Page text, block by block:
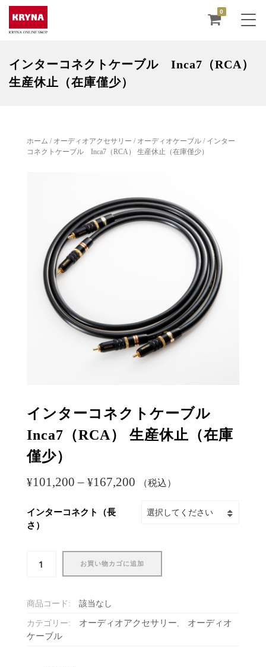
0
インターコネクトケーブル Inca7（RCA）
生産休止（在庫僅少）
ホーム / オーディオアクセサリー / オーディオケーブル/ インター
コネクトケーブル Inca7（RCA） 生産休止（在庫僅少）
インターコネクトケーブル
Inca7（RCA） 生産休止（在庫
僅少）
¥101,200 – ¥167,200 （税込）
インターコネクト（長
さ）
コ
ネ
ク
お買い物カゴに追加
商品コード: 該当なし
カテゴリー: オーディオアクセサリー
オーディオ
ケーブル